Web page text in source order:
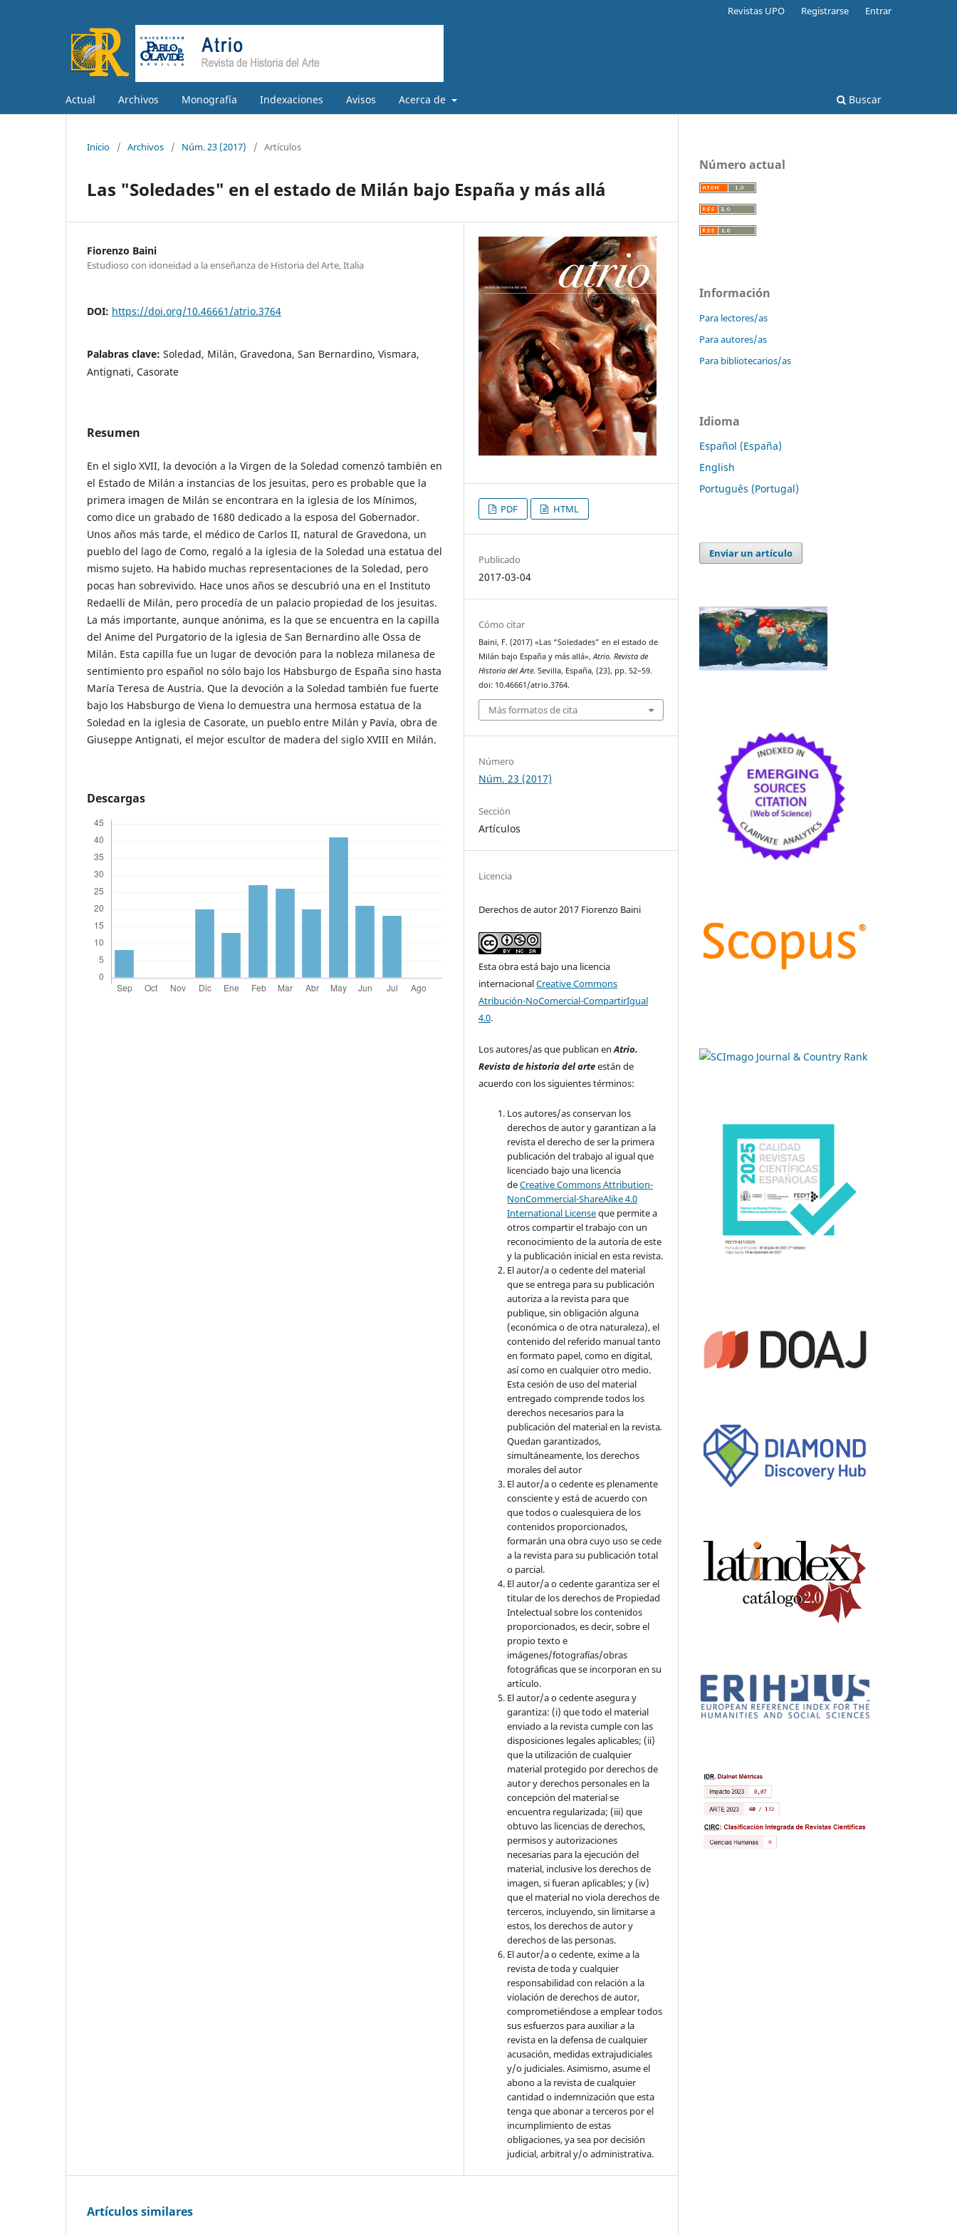
Actual Archivos Monografía Indexaciones Avisos Acerca de Buscar
Revistas UPO Registrarse Entrar
Inicio / Archivos / Núm. 23 (2017) / Artículos
Las "Soledades" en el estado de Milán bajo España y más allá
Fiorenzo Baini
Estudioso con idoneidad a la enseñanza de Historia del Arte, Italia
DOI: https://doi.org/10.46661/atrio.3764
Palabras clave: Soledad, Milán, Gravedona, San Bernardino, Vismara,
Antignati, Casorate
Resumen
En el siglo XVII, la devoción a la Virgen de la Soledad comenzó también en
el Estado de Milán a instancias de los jesuitas, pero es probable que la
primera imagen de Milán se encontrara en la iglesia de los Mínimos,
como dice un grabado de 1680 dedicado a la esposa del Gobernador.
Unos años más tarde, el médico de Carlos II, natural de Gravedona, un
pueblo del lago de Como, regaló a la iglesia de la Soledad una estatua del
mismo sujeto. Ha habido muchas representaciones de la Soledad, pero
pocas han sobrevivido. Hace unos años se descubrió una en el Instituto
Redaelli de Milán, pero procedía de un palacio propiedad de los jesuitas.
La más importante, aunque anónima, es la que se encuentra en la capilla
del Anime del Purgatorio de la iglesia de San Bernardino alle Ossa de
Milán. Esta capilla fue un lugar de devoción para la nobleza milanesa de
sentimiento pro español no sólo bajo los Habsburgo de España sino hasta
María Teresa de Austria. Que la devoción a la Soledad también fue fuerte
bajo los Habsburgo de Viena lo demuestra una hermosa estatua de la
Soledad en la iglesia de Casorate, un pueblo entre Milán y Pavía, obra de
Giuseppe Antignati, el mejor escultor de madera del siglo XVIII en Milán.
Descargas
PDF HTML
Publicado
2017-03-04
Cómo citar
Baini, F. (2017) «Las “Soledades” en el estado de
Milán bajo España y más allá»,Atrio. Revista de
Historia del Arte. Sevilla, España, (23), pp. 52–59.
doi: 10.46661/atrio.3764.
Más formatos de cita
Número
Núm. 23 (2017)
Sección
Artículos
Licencia
Derechos de autor 2017 Fiorenzo Baini
Esta obra está bajo una licencia
internacionalCreative Commons
Atribución-NoComercial-CompartirIgual
4.0.
Los autores/as que publican enAtrio.
Revista de historia del arteestán de
acuerdo con los siguientes términos:
Los autores/as conservan los
derechos de autor y garantizan a la
revista el derecho de ser la primera
publicación del trabajo al igual que
licenciado bajo una licencia
deCreative Commons Attribution-
NonCommercial-ShareAlike 4.0
International Licenseque permite a
otros compartir el trabajo con un
reconocimiento de la autoría de este
y la publicación inicial en esta revista.
El autor/a o cedente del material
que se entrega para su publicación
autoriza a la revista para que
publique, sin obligación alguna
(económica o de otra naturaleza), el
contenido del referido manual tanto
en formato papel, como en digital,
así como en cualquier otro medio.
Esta cesión de uso del material
entregado comprende todos los
derechos necesarios para la
publicación del material en la revista.
Quedan garantizados,
simultáneamente, los derechos
morales del autor
El autor/a o cedente es plenamente
consciente y está de acuerdo con
que todos o cualesquiera de los
contenidos proporcionados,
formarán una obra cuyo uso se cede
a la revista para su publicación total
o parcial.
El autor/a o cedente garantiza ser el
titular de los derechos de Propiedad
Intelectual sobre los contenidos
proporcionados, es decir, sobre el
propio texto e
imágenes/fotografías/obras
fotográficas que se incorporan en su
artículo.
El autor/a o cedente asegura y
garantiza: (i) que todo el material
enviado a la revista cumple con las
disposiciones legales aplicables; (ii)
que la utilización de cualquier
material protegido por derechos de
autor y derechos personales en la
concepción del material se
encuentra regularizada; (iii) que
obtuvo las licencias de derechos,
permisos y autorizaciones
necesarias para la ejecución del
material, inclusive los derechos de
imagen, si fueran aplicables; y (iv)
que el material no viola derechos de
terceros, incluyendo, sin limitarse a
estos, los derechos de autor y
derechos de las personas.
El autor/a o cedente, exime a la
revista de toda y cualquier
responsabilidad con relación a la
violación de derechos de autor,
comprometiéndose a emplear todos
sus esfuerzos para auxiliar a la
revista en la defensa de cualquier
acusación, medidas extrajudiciales
y/o judiciales. Asimismo, asume el
abono a la revista de cualquier
cantidad o indemnización que esta
tenga que abonar a terceros por el
incumplimiento de estas
obligaciones, ya sea por decisión
judicial, arbitral y/o administrativa.
Artículos similares
Número actual
Información
Para lectores/as
Para autores/as
Para bibliotecarios/as
Idioma
Español (España)
English
Português (Portugal)
Enviar un artículo